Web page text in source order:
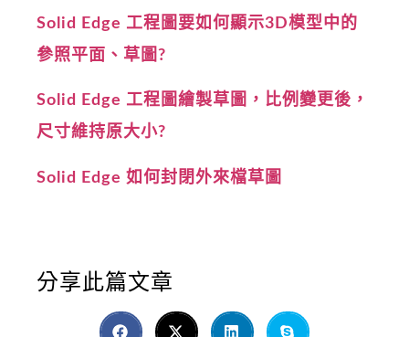
Solid Edge 工程圖要如何顯示3D模型中的
參照平面、草圖?
Solid Edge 工程圖繪製草圖，比例變更後，
尺寸維持原大小?
Solid Edge 如何封閉外來檔草圖
分享此篇文章